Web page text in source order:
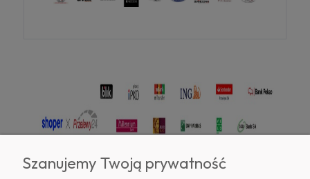
Szanujemy Twoją prywatność